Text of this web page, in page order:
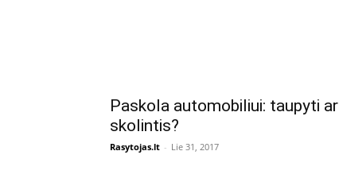
Paskola automobiliui: taupyti ar
skolintis?
Rasytojas.lt - Lie 31, 2017